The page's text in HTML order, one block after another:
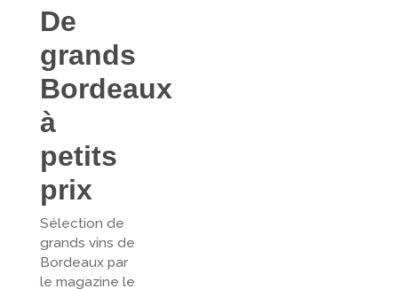
De
grands
Bordeaux
à
petits
prix
Sélection de
grands vins de
Bordeaux par
le magazine le